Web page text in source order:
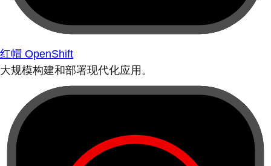
红帽 OpenShift
大规模构建和部署现代化应用。